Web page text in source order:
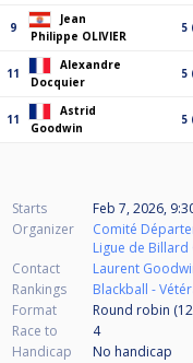
9
Jean
Philippe OLIVIER
5
11
Alexandre
Docquier
5
11
Astrid
Goodwin
5
Starts
Feb 7, 2026,
Organizer
Comité
Ligue de Billard
Contact
Laurent
Rankings
Blackball -
Format
Round robin (12
Race to
4
Handicap
No handicap